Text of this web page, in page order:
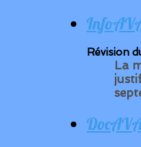
Révision
La